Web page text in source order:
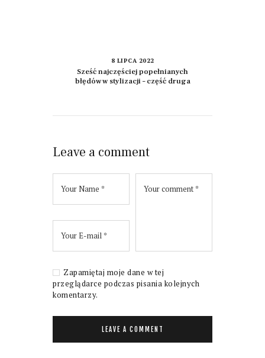
8 LIPCA 2022
Sześć najczęściej popełnianych
błędów w stylizacji – część druga
Leave a comment
Zapamiętaj moje dane w tej
przeglądarce podczas pisania kolejnych
komentarzy.